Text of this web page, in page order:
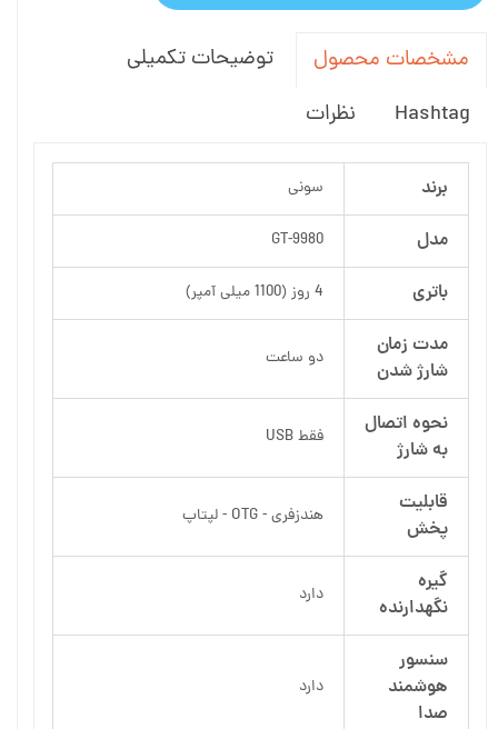
مشخصات محصول
توضیحات تکمیلی
Hashtag
نظرات
برند سونی
مدل GT-9980
باتری 4 روز (1100 میلی آمپر)
مدت زمان
شارژ شدن
دو ساعت
نحوه اتصال
به شارژ
فقط USB
قابلیت
پخش
هندزفری - OTG - لپتاپ
گیره
نگهدارنده
دارد
سنسور
هوشمند
صدا
دارد